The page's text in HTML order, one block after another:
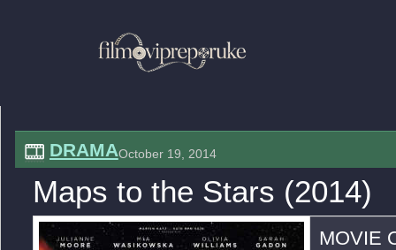
DRAMAOctober 19, 2014
Maps to the Stars (2014)
MOVIE